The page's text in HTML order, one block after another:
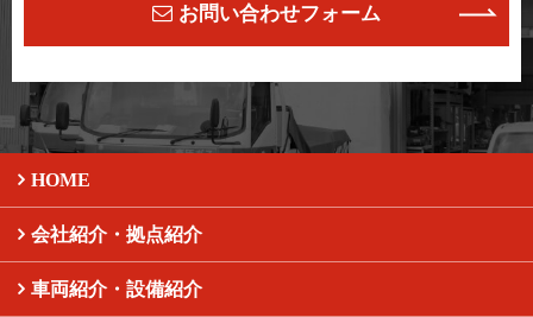
お問い合わせフォーム
HOME
会社紹介・拠点紹介
車両紹介・設備紹介